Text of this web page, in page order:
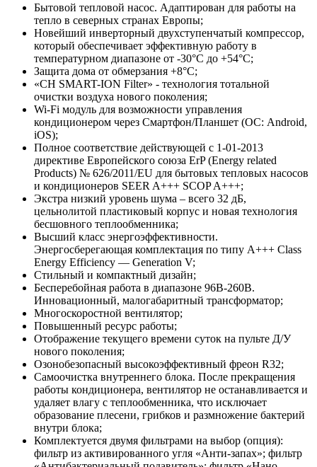
Бытовой тепловой насос. Адаптирован для работы на
тепло в северных странах Европы;
Новейший инверторный двухступенчатый компрессор,
который обеспечивает эффективную работу в
температурном диапазоне от -30°С до +54°C;
Защита дома от обмерзания +8°C;
«CH SMART-ION Filter» - технология тотальной
очистки воздуха нового поколения;
Wi-Fi модуль для возможности управления
кондиционером через Смартфон/Планшет (ОС: Android,
iOS);
Полное соответствие действующей c 1-01-2013
директиве Европейского союза ErP (Energy related
Products) № 626/2011/EU для бытовых тепловых насосов
и кондиционеров SEER A+++ SCOP A+++;
Экстра низкий уровень шума – всего 32 дБ,
цельнолитой пластиковый корпус и новая технология
бесшовного теплообменника;
Высший класс энергоэффективности.
Энергосберегающая комплектация по типу A+++ Class
Energy Efficiency — Generation V;
Стильный и компактный дизайн;
Бесперебойная работа в диапазоне 96В-260В.
Инновационный, малогабаритный трансформатор;
Многоскоростной вентилятор;
Повышенный ресурс работы;
Отображение текущего времени суток на пульте Д/У
нового поколения;
Озонобезопасный высокоэффективный фреон R32;
Самоочистка внутреннего блока. После прекращения
работы кондиционера, вентилятор не останавливается и
удаляет влагу с теплообменника, что исключает
образование плесени, грибков и размножение бактерий
внутри блока;
Комплектуется двумя фильтрами на выбор (опция):
фильтр из активированного угля «Анти-запах»; фильтр